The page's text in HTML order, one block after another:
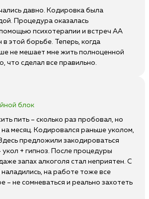
давно. Кодировка была
Процедура оказалась
психотерапии и встреч АА
в этой борьбе. Теперь, когда
не мешает мне жить полноценной
что сделал все правильно.
блок
пить – сколько раз пробовал, но
месяц. Кодировался раньше уколом,
предложили закодироваться
+ гипноз. После процедуры
запах алкоголя стал неприятен. С
на работе тоже все
– не сомневаться и реально захотеть